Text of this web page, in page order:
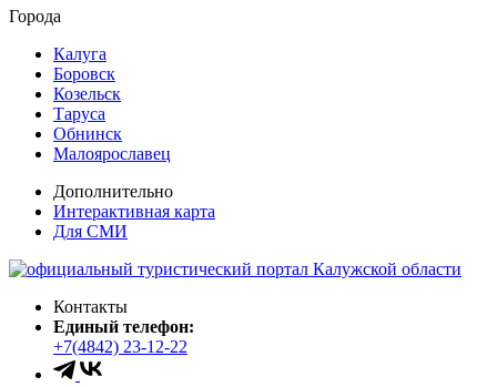
Города
Калуга
Боровск
Козельск
Таруса
Обнинск
Малоярославец
Дополнительно
Интерактивная карта
Для СМИ
Контакты
Единый телефон:
+7(4842) 23-12-22